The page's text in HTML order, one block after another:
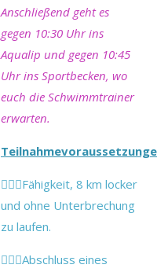
Anschließend geht es
gegen 10:30 Uhr ins
Aqualip und gegen 10:45
Uhr ins Sportbecken, wo
euch die Schwimmtrainer
erwarten.
🏃🏻‍♂️Fähigkeit, 8 km locker
und ohne Unterbrechung
zu laufen.
🏊🏻‍♀️Abschluss eines